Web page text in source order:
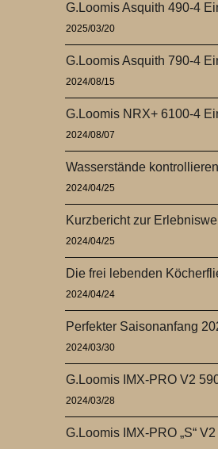
G.Loomis Asquith 490-4
2025/03/20
G.Loomis Asquith 790-4
2024/08/15
G.Loomis NRX+ 6100-4
2024/08/07
Wasserstände kontrollieren
2024/04/25
Kurzbericht zur
2024/04/25
Die frei lebenden
2024/04/24
Perfekter Saisonanfang
2024/03/30
G.Loomis IMX-PRO V2
2024/03/28
G.Loomis IMX-PRO „S“